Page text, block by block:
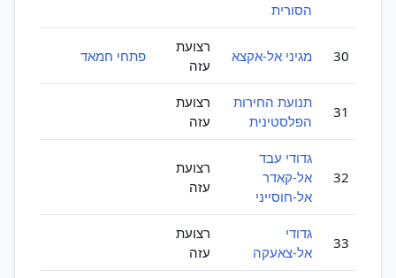
הסורית
30 מגיני אל-אקצא
רצועת
עזה
פתחי חמאד
31
תנועת החירות
הפלסטינית
רצועת
עזה
32
גדודי עבד
אל-קאדר
אל-חוסייני
רצועת
עזה
33
גדודי
אל-צאעקה
רצועת
עזה